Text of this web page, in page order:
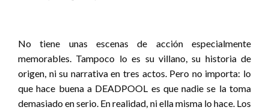
No tiene unas escenas de acción especialmente
memorables. Tampoco lo es su villano, su historia de
origen, ni su narrativa en tres actos. Pero no importa: lo
que hace buena a DEADPOOL es que nadie se la toma
demasiado en serio. En realidad, ni ella misma lo hace. Los